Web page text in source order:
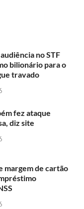
no STF
bilionário para o
travado
fez ataque
diz site
margem de cartão